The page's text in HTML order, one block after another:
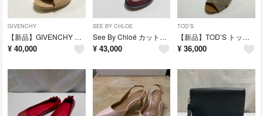
GIVENCHY
【新品】GIVENCHY ジバンシィ コードレース オープントゥ サンダル
¥ 40,000
SEE BY CHLOE
See By Chloé カットアウト レースアップ レザー ショートブーツ
¥ 43,000
TOD'S
【新品】TOD’S トッズ パテント×スエード ウェッジソールサンダル
¥ 36,000